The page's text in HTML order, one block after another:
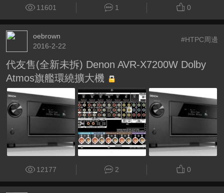
11601 1 0
oebrown
2016-2-22
#HTPC周邊
代友售(全新未拆) Denon AVR-X7200W Dolby
Atmos旗艦環繞擴大機
12177 2 0